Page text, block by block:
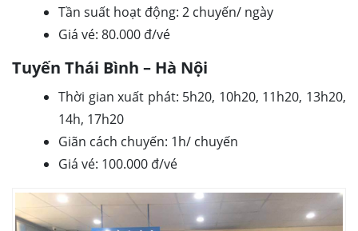
Tần suất hoạt động: 2 chuyến/ ngày
Giá vé: 80.000 đ/vé
Tuyến Thái Bình – Hà Nội
Thời gian xuất phát: 5h20, 10h20, 11h20, 13h20,
14h, 17h20
Giãn cách chuyến: 1h/ chuyến
Giá vé: 100.000 đ/vé